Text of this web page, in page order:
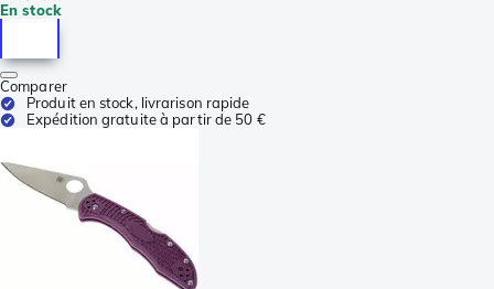
En stock
Comparer
Produit en stock, livrarison rapide
Expédition gratuite à partir de 50 €